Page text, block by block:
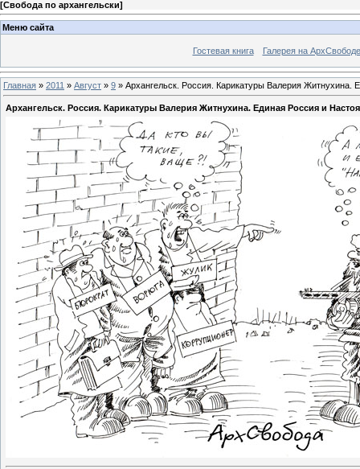
[Свобода по архангельски]
Меню сайта
Гостевая книга Галерея на АрхСвободе
Главная » 2011 » Август » 9 » Архангельск. Россия. Карикатуры Валерия
Архангельск. Россия. Карикатуры Валерия Житнухина. Единая Россия и